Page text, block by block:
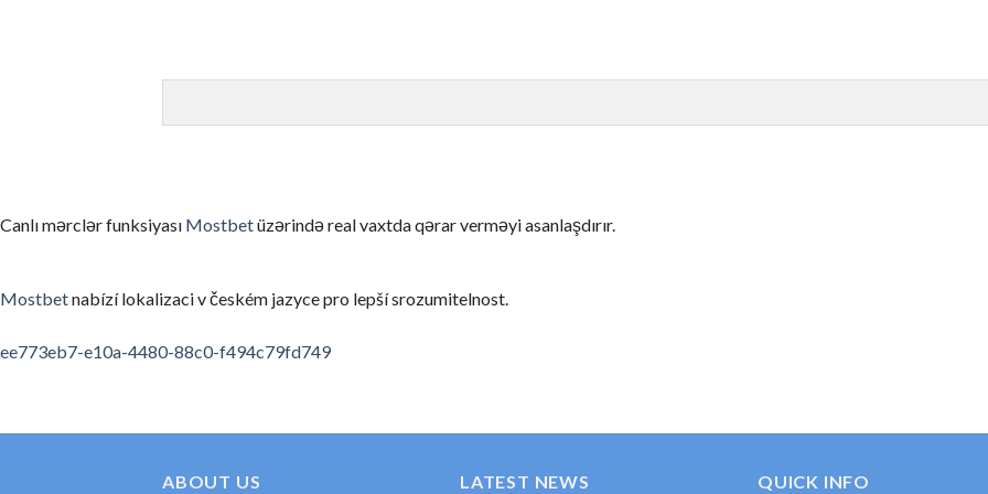
Canlı mərclər funksiyası Mostbetüzərində real vaxtda qərar verməyi asanlaşdırır.
Mostbetnabízí lokalizaci v českém jazyce pro lepší srozumitelnost.
spinempire online casino
valor bet app
ee773eb7-e10a-4480-88c0-f494c79fd749
まずはデモモード（無料プレイ）でゲームのルールと仕組みを把握してから、実際のお金でプレイしましょう。多くのカジ
アルコールは判断力を低下させ、不必要なリスクを取ってしまう原因になります。クリアな状態でプレイし、楽しさと冷静さ
利用規約・ボーナス条件を読まない
ABOUT US LATEST NEWS QUICK INFO